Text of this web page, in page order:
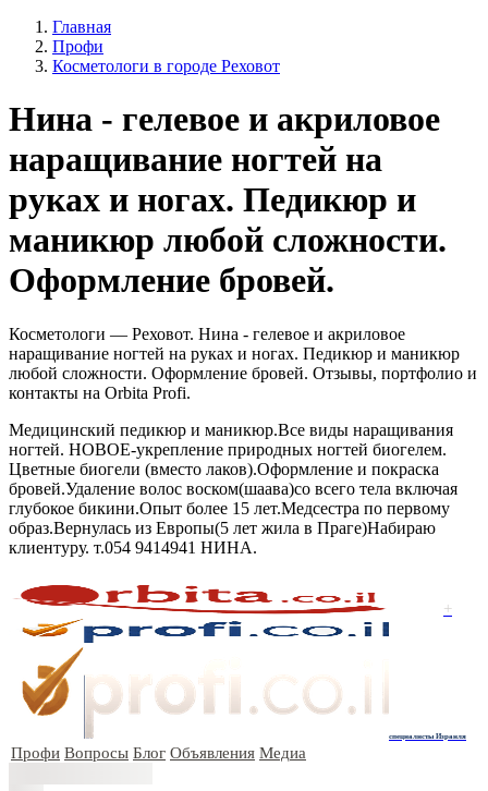
Главная
Профи
Косметологи в городе Реховот
Нина - гелевое и акриловое
наращивание ногтей на
руках и ногах. Педикюр и
маникюр любой сложности.
Оформление бровей.
Косметологи — Реховот. Нина - гелевое и акриловое
наращивание ногтей на руках и ногах. Педикюр и маникюр
любой сложности. Оформление бровей. Отзывы, портфолио и
контакты на Orbita Profi.
Медицинский педикюр и маникюр.Все виды наращивания
ногтей. НОВОЕ-укрепление природных ногтей биогелем.
Цветные биогели (вместо лаков).Оформление и покраска
бровей.Удаление волос воском(шаава)со всего тела включая
глубокое бикини.Опыт более 15 лет.Медсестра по первому
образ.Вернулась из Европы(5 лет жила в Праге)Набираю
клиентуру. т.054 9414941 НИНА.
+
специалисты Израиля
Профи Вопросы Блог Объявления Медиа